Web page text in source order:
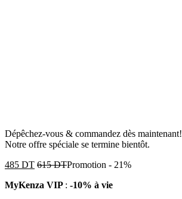
Dépêchez-vous & commandez dès maintenant!
Notre offre spéciale se termine bientôt.
485 DT 615DTPromotion - 21%
MyKenza VIP : -10% à vie